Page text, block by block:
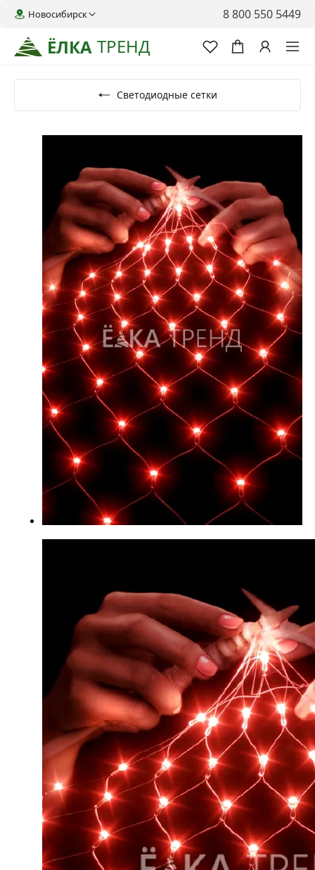
ЁЛКА ТРЕНД
Новосибирск 8 800 550 5449
Светодиодные сетки